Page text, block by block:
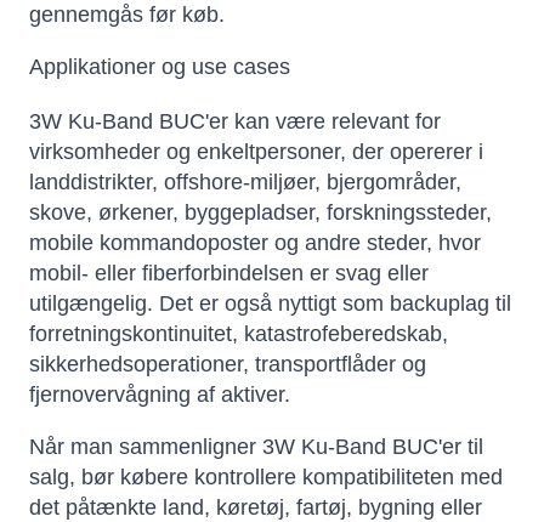
gennemgås før køb.
Applikationer og use cases
3W Ku-Band BUC'er kan være relevant for
virksomheder og enkeltpersoner, der opererer i
landdistrikter, offshore-miljøer, bjergområder,
skove, ørkener, byggepladser, forskningssteder,
mobile kommandoposter og andre steder, hvor
mobil- eller fiberforbindelsen er svag eller
utilgængelig. Det er også nyttigt som backuplag til
forretningskontinuitet, katastrofeberedskab,
sikkerhedsoperationer, transportflåder og
fjernovervågning af aktiver.
Når man sammenligner 3W Ku-Band BUC'er til
salg, bør købere kontrollere kompatibiliteten med
det påtænkte land, køretøj, fartøj, bygning eller